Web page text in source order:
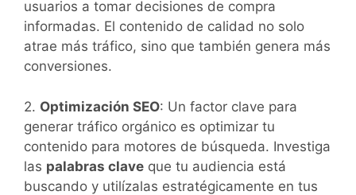
usuarios a tomar decisiones de compra
informadas. El contenido de calidad no solo
atrae más tráfico, sino que también genera más
conversiones.
2. Optimización SEO: Un factor clave para
generar tráfico orgánico es optimizar tu
contenido para motores de búsqueda. Investiga
las palabras clave que tu audiencia está
buscando y utilízalas estratégicamente en tus